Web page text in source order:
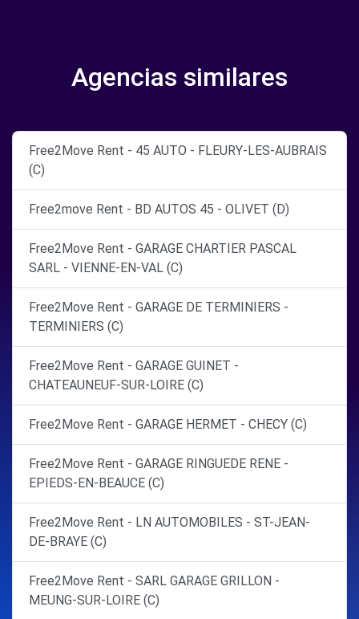
Agencias similares
Free2Move Rent - 45 AUTO - FLEURY-LES-AUBRAIS
(C)
Free2move Rent - BD AUTOS 45 - OLIVET (D)
Free2Move Rent - GARAGE CHARTIER PASCAL
SARL - VIENNE-EN-VAL (C)
Free2Move Rent - GARAGE DE TERMINIERS -
TERMINIERS (C)
Free2Move Rent - GARAGE GUINET -
CHATEAUNEUF-SUR-LOIRE (C)
Free2Move Rent - GARAGE HERMET - CHECY (C)
Free2Move Rent - GARAGE RINGUEDE RENE -
EPIEDS-EN-BEAUCE (C)
Free2Move Rent - LN AUTOMOBILES - ST-JEAN-
DE-BRAYE (C)
Free2Move Rent - SARL GARAGE GRILLON -
MEUNG-SUR-LOIRE (C)